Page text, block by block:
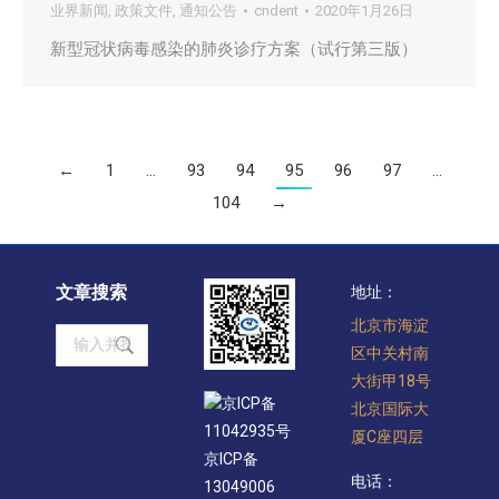
业界新闻 , 政策文件, 通知公告 cndent 2020年1月26日
新型冠状病毒感染的肺炎诊疗方案（试行第三版）
← 1 … 93 94 95 96 97
…
104
→
文章搜索
Search:
京ICP备
11042935号
京ICP备
13049006
地址：
北京市海淀
区中关村南
大街甲18号
北京国际大
厦C座四层
电话：